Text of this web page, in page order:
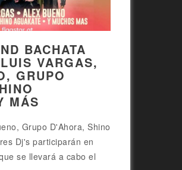
BACHATA
VARGAS,
GRUPO
MÁS
Grupo D'Ahora, Shino
Dj's participarán en
se llevará a cabo el